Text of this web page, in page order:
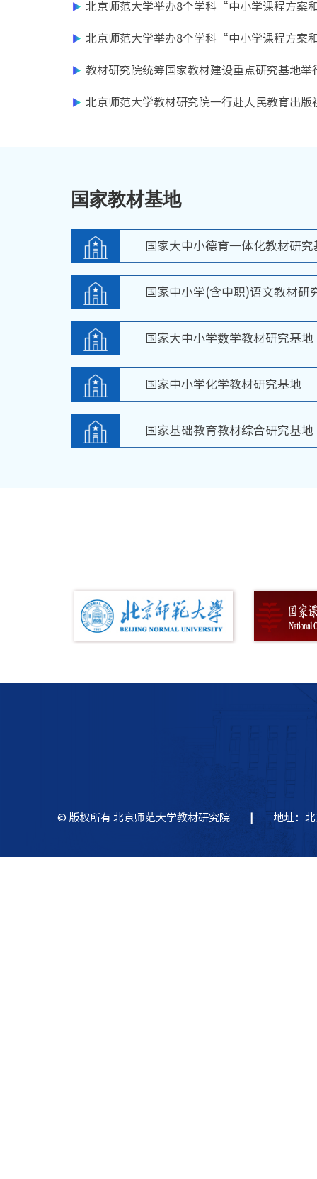
北京师范大学举办8个学科“中小学课程方案
级示范培训”
北京师范大学举办8个学科“中小学课程方案
级示范培训”
教材研究院统筹国家教材建设重点研究基地
开题报告会
北京师范大学教材研究院一行赴人民教育出版
国家教材基地
国家大中小德育一体化教材研究
国家中小学(含中职)语文教材研
国家大中小学数学教材研究基地
国家中小学化学教材研究基地
国家基础教育教材综合研究基地
© 版权所有 北京师范大学教材研究院 地址：